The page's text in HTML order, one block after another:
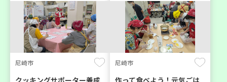
尼崎市 尼崎市